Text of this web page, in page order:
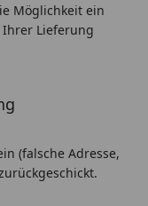
Möglichkeit ein
Lieferung
(falsche Adresse,